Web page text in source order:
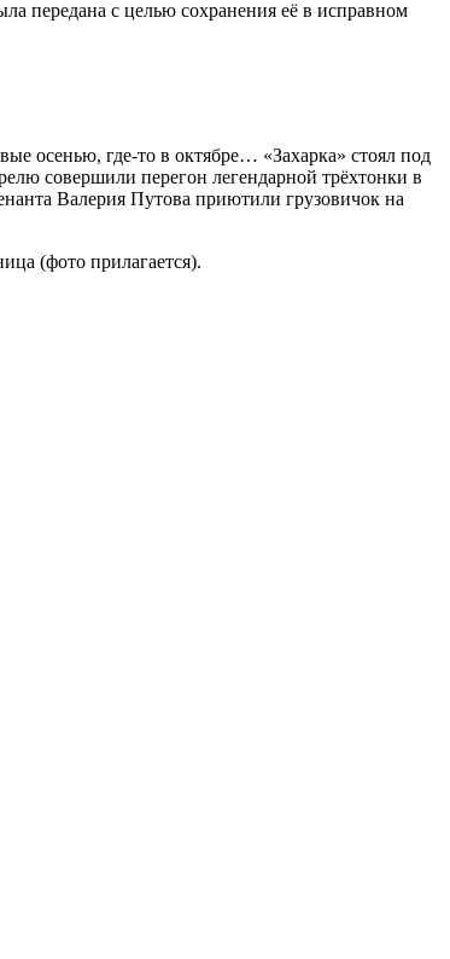
передана с целью сохранения её в исправном
осенью, где-то в октябре… «Захарка» стоял под
совершили перегон легендарной трёхтонки в
Валерия Путова приютили грузовичок на
(фото прилагается).